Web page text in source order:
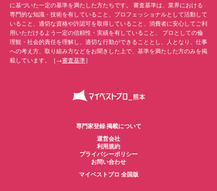
に基づいた一定の基準を満たした方たちです。 審査基準は、業界における
専門的な知識・技術を有していること、プロフェッショナルとして活動して
いること、適切な資格や許認可を取得していること、消費者に安心してご利
用いただけるよう一定の信頼性・実績を有していること、 プロとしての倫
理観・社会的責任を理解し、適切な行動ができることとし、人となり、仕事
への考え方、取り組み方などをお聞きした上で、基準を満たした方のみを掲
載しています。［→審査基準］
専門家登録·掲載について
運営会社
利用規約
プライバシーポリシー
お問い合わせ
マイベストプロ 全国版